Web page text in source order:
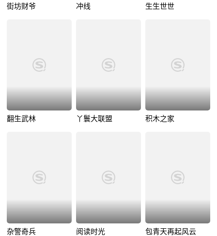
街坊财爷 冲线 生生世世
翻生武林 丫鬟大联盟 积木之家
杂警奇兵 阅读时光 包青天再起风云